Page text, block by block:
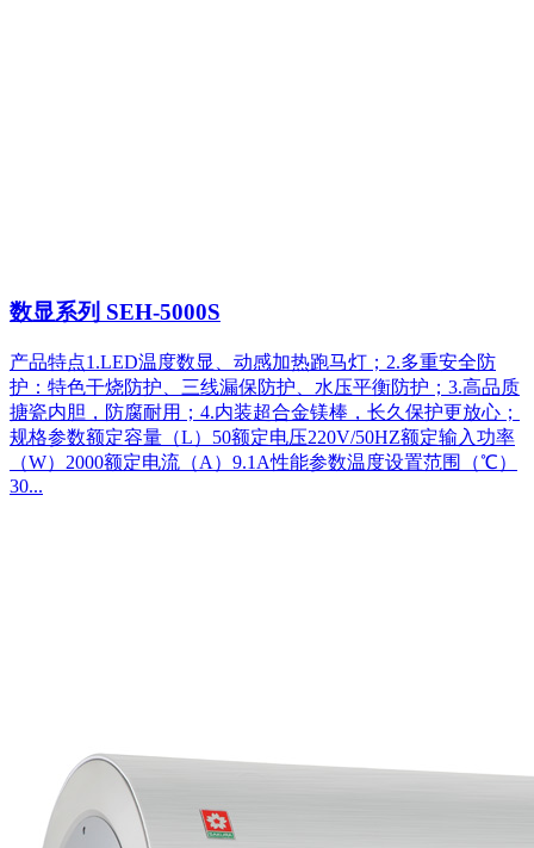
数显系列 SEH-5000S
产品特点1.LED温度数显、动感加热跑马灯；2.多重安全防
护：特色干烧防护、三线漏保防护、水压平衡防护；3.高品质
搪瓷内胆，防腐耐用；4.内装超合金镁棒，长久保护更放心；
规格参数额定容量（L）50额定电压220V/50HZ额定输入功率
（W）2000额定电流（A）9.1A性能参数温度设置范围（℃）
30...